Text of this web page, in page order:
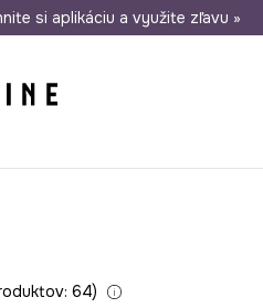
24 hodín 30 dní na
si aplikáciu a využite zľavu »
64